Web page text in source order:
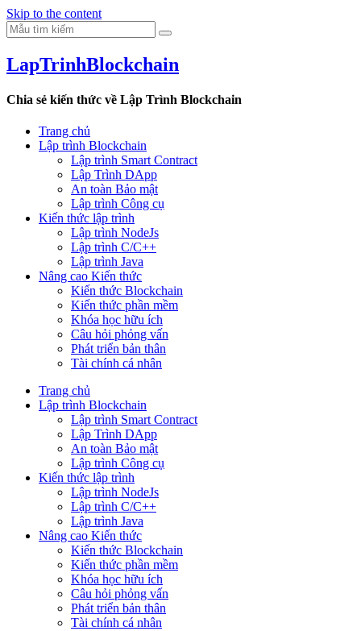
Skip to the content
LapTrinhBlockchain
Chia sẻ kiến thức về Lập Trình Blockchain
Trang chủ
Lập trình Blockchain
Lập trình Smart Contract
Lập Trình DApp
An toàn Bảo mật
Lập trình Công cụ
Kiến thức lập trình
Lập trình NodeJs
Lập trình C/C++
Lập trình Java
Nâng cao Kiến thức
Kiến thức Blockchain
Kiến thức phần mềm
Khóa học hữu ích
Câu hỏi phỏng vấn
Phát triển bản thân
Tài chính cá nhân
Trang chủ
Lập trình Blockchain
Lập trình Smart Contract
Lập Trình DApp
An toàn Bảo mật
Lập trình Công cụ
Kiến thức lập trình
Lập trình NodeJs
Lập trình C/C++
Lập trình Java
Nâng cao Kiến thức
Kiến thức Blockchain
Kiến thức phần mềm
Khóa học hữu ích
Câu hỏi phỏng vấn
Phát triển bản thân
Tài chính cá nhân